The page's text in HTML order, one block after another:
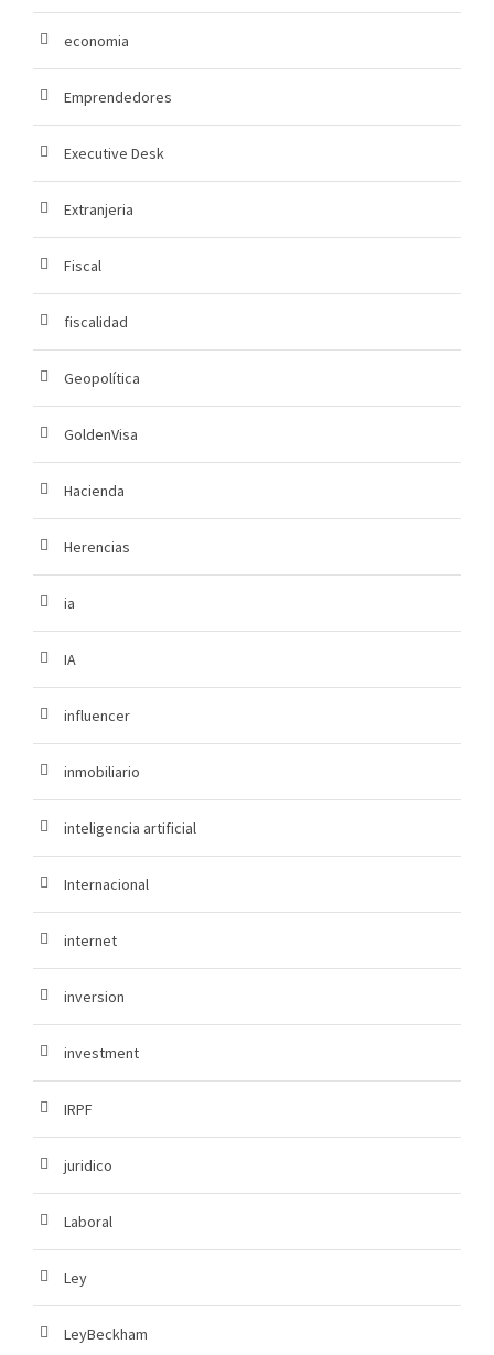
economia
Emprendedores
Executive Desk
Extranjeria
Fiscal
fiscalidad
Geopolítica
GoldenVisa
Hacienda
Herencias
ia
IA
influencer
inmobiliario
inteligencia artificial
Internacional
internet
inversion
investment
IRPF
juridico
Laboral
Ley
LeyBeckham